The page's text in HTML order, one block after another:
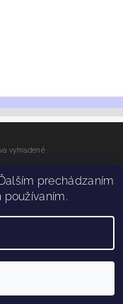
vyhradené
prechádzaním